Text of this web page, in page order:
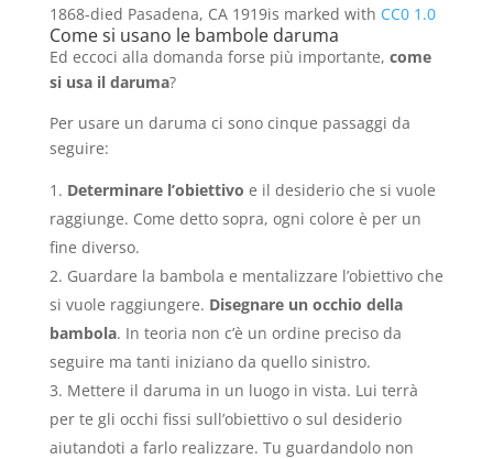
1868-died Pasadena, CA 1919is marked with CC0 1.0
Come si usano le bambole daruma
Ed eccoci alla domanda forse più importante, come
si usa il daruma?
Per usare un daruma ci sono cinque passaggi da
seguire:
Determinare l’obiettivo e il desiderio che si vuole
raggiunge. Come detto sopra, ogni colore è per un
fine diverso.
Guardare la bambola e mentalizzare l’obiettivo che
si vuole raggiungere. Disegnare un occhio della
bambola. In teoria non c’è un ordine preciso da
seguire ma tanti iniziano da quello sinistro.
Mettere il daruma in un luogo in vista. Lui terrà
per te gli occhi fissi sull’obiettivo o sul desiderio
aiutandoti a farlo realizzare. Tu guardandolo non